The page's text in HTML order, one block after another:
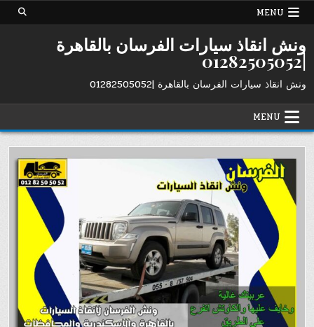
Skip
MENU
ونش انقاذ سيارات الفرسان بالقاهرة
|01282505052
ونش انقاذ سيارات الفرسان بالقاهرة |01282505052
MENU